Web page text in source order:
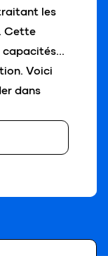
les
Cette
capacités…
Voici
dans